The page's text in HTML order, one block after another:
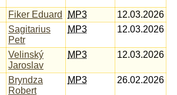
Fiker Eduard MP3
12.03.2026
Sagitarius
Petr
MP3 12.03.2026
Velinský
Jaroslav
MP3 12.03.2026
Bryndza
Robert
MP3 26.02.2026